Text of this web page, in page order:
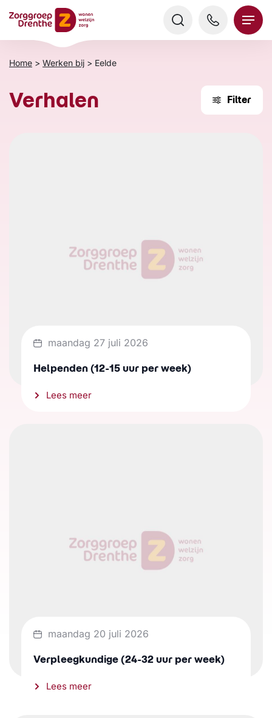
naar
content
Home > Werken bij > Eelde
Verhalen Filter
maandag 27 juli 2026
Helpenden (12-15 uur per week)
Lees meer
maandag 20 juli 2026
Verpleegkundige (24-32 uur per week)
Lees meer